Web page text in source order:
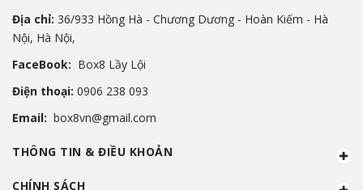
Địa chỉ: 36/933 Hồng Hà - Chương Dương - Hoàn Kiếm - Hà
Nội, Hà Nội,
FaceBook: Box8 Lầy Lội
Điện thoại: 0906 238 093
Email: box8vn@gmail.com
THÔNG TIN & ĐIỀU KHOẢN
CHÍNH SÁCH